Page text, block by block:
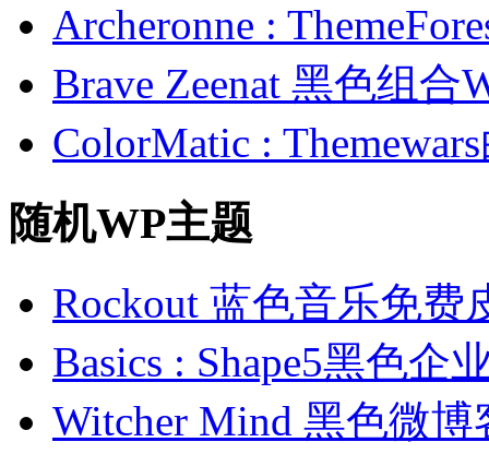
Archeronne :
Brave Zeenat 黑色组合
ColorMatic :
随机WP主题
Rockout 蓝色音乐免费
Basics : Shape5黑色企
Witcher Mind 黑色微